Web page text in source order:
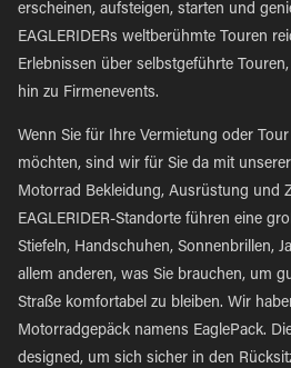
erscheinen, aufsteigen, starten und
EAGLERIDERs weltberühmte Touren
Erlebnissen über selbstgeführte
hin zu Firmenevents.
Wenn Sie für Ihre Vermietung oder
möchten, sind wir für Sie da mit
Motorrad Bekleidung, Ausrüstung und
EAGLERIDER-Standorte führen eine
Stiefeln, Handschuhen, Sonnenbrillen,
allem anderen, was Sie brauchen, um
Straße komfortabel zu bleiben. Wir
Motorradgepäck namens EaglePack.
designed, um sich sicher in den